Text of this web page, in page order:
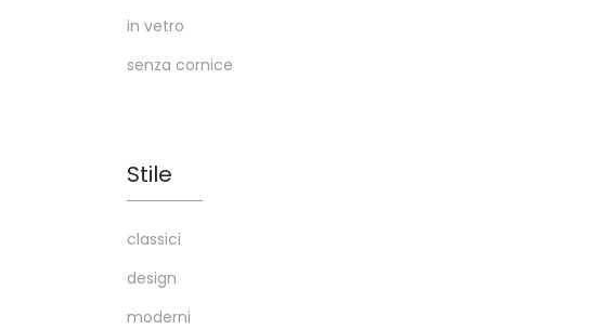
in vetro
senza cornice
Stile
classici
design
moderni